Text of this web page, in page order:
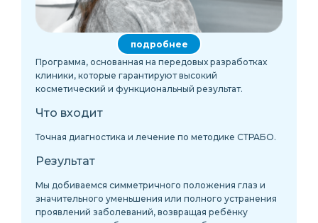
подробнее
Программа, основанная на передовых разработках
клиники, которые гарантируют высокий
косметический и функциональный результат.
Что входит
Точная диагностика и лечение по методике СТРАБО.
Результат
Мы добиваемся симметричного положения глаз и
значительного уменьшения или полного устранения
проявлений заболеваний, возвращая ребёнку